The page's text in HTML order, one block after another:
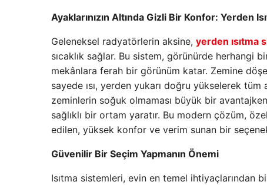
Ayaklarınızın Altında Gizli Bir Konfor: Yerden
Geleneksel radyatörlerin aksine, yerden ısıtma
sıcaklık sağlar. Bu sistem, görünürde herhangi
mekânlara ferah bir görünüm katar. Zemine
sayede ısı, yerden yukarı doğru yükselerek
zeminlerin soğuk olmaması büyük bir
sağlıklı bir ortam yaratır. Bu modern çözüm,
edilen, yüksek konfor ve verim sunan bir
Güvenilir Bir Seçim Yapmanın Önemi
Isıtma sistemleri, evin en temel ihtiyaçlarından